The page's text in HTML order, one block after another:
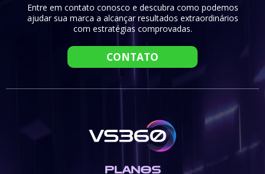
Entre em contato conosco e descubra como podemos
ajudar sua marca a alcançar resultados extraordinários
com estratégias comprovadas.
CONTATO
PLANOS